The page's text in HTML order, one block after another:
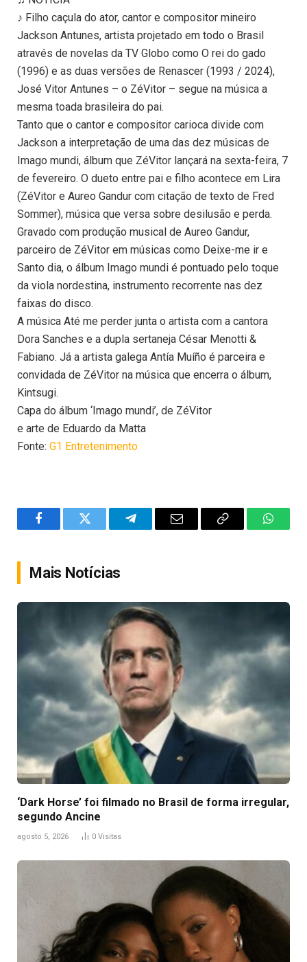
♪ Filho caçula do ator, cantor e compositor mineiro
Jackson Antunes, artista projetado em todo o Brasil
através de novelas da TV Globo como O rei do gado
(1996) e as duas versões de Renascer (1993 / 2024),
José Vitor Antunes – o ZéVitor – segue na música a
mesma toada brasileira do pai.
Tanto que o cantor e compositor carioca divide com
Jackson a interpretação de uma das dez músicas de
Imago mundi, álbum que ZéVitor lançará na sexta-feira, 7
de fevereiro. O dueto entre pai e filho acontece em Lira
(ZéVitor e Aureo Gandur com citação de texto de Fred
Sommer), música que versa sobre desilusão e perda.
Gravado com produção musical de Aureo Gandur,
parceiro de ZéVitor em músicas como Deixe-me ir e
Santo dia, o álbum Imago mundi é pontuado pelo toque
da viola nordestina, instrumento recorrente nas dez
faixas do disco.
A música Até me perder junta o artista com a cantora
Dora Sanches e a dupla sertaneja César Menotti &
Fabiano. Já a artista galega Antía Muíño é parceira e
convidada de ZéVitor na música que encerra o álbum,
Kintsugi.
Capa do álbum ‘Imago mundi’, de ZéVitor
e arte de Eduardo da Matta
Fonte: G1 Entretenimento
FacebookTwitter TelegramEmail
Copy
Mais Notícias
‘Dark Horse’ foi filmado no Brasil de forma irregular,
segundo Ancine
agosto 5, 2026 0 Visitas